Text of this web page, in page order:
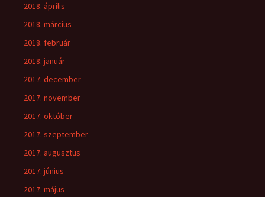
2018. április
2018. március
2018. február
2018. január
2017. december
2017. november
2017. október
2017. szeptember
2017. augusztus
2017. június
2017. május